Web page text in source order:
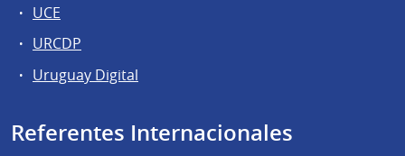
UCE
URCDP
Uruguay Digital
Referentes Internacionales